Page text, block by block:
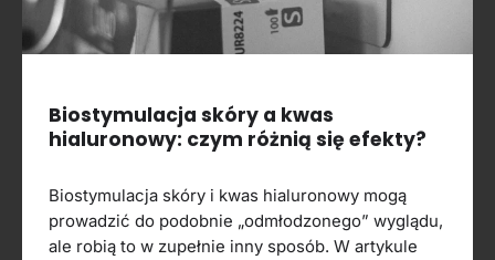
Biostymulacja skóry a kwas
hialuronowy: czym różnią się efekty?
Biostymulacja skóry i kwas hialuronowy mogą
prowadzić do podobnie „odmłodzonego” wyglądu,
ale robią to w zupełnie inny sposób. W artykule